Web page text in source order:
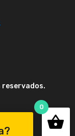
reservados.
0